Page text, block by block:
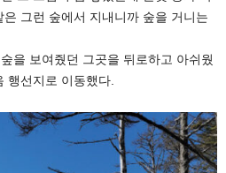
그런 숲에서 지내니까 숲을 거니는
을 보여줬던 그곳을 뒤로하고 아쉬웠
행선지로 이동했다.